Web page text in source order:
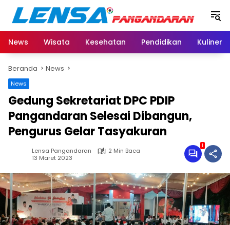
Langsung
konten
News
Wisata Kesehatan Pendidikan Kuliner
Beranda News
News
Gedung Sekretariat DPC PDIP
Pangandaran Selesai Dibangun,
Pengurus Gelar Tasyakuran
Lensa Pangandaran
2 Min Baca
13 Maret 2023
1